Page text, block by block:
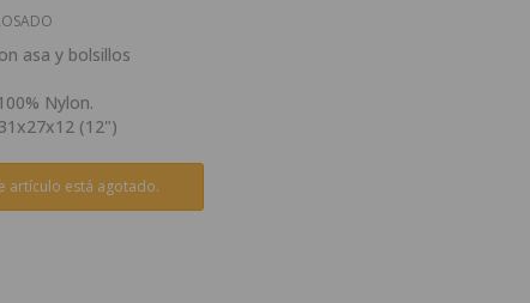
asa y bolsillos
Nylon.
(12")
artículo está agotado.